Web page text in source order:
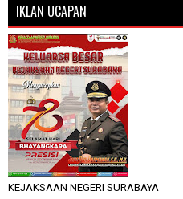
IKLAN UCAPAN
KEJAKSAAN NEGERI SURABAYA